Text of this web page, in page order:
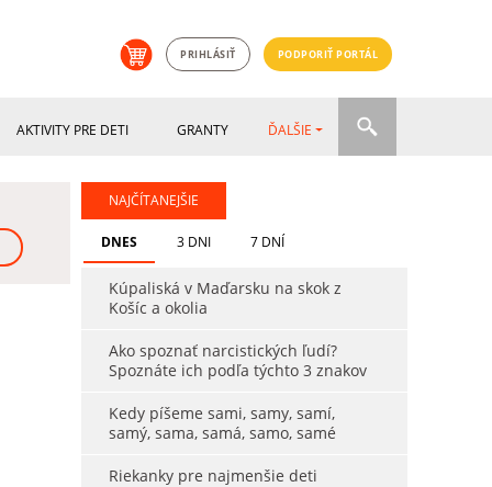
PRIHLÁSIŤ PODPORIŤ PORTÁL
AKTIVITY PRE DETI GRANTY ĎALŠIE
NAJČÍTANEJŠIE
DNES 3 DNI 7 DNÍ
Kúpaliská v Maďarsku na skok z
Košíc a okolia
Ako spoznať narcistických ľudí?
Spoznáte ich podľa týchto 3 znakov
Kedy píšeme sami, samy, samí,
samý, sama, samá, samo, samé
Riekanky pre najmenšie deti